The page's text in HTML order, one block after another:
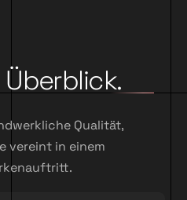
Qualität,
vereint in einem